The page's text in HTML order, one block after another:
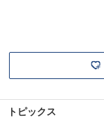
トピックス